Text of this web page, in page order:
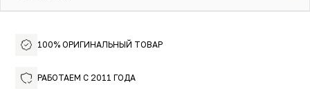
100% ОРИГИНАЛЬНЫЙ ТОВАР
РАБОТАЕМ С 2011 ГОДА